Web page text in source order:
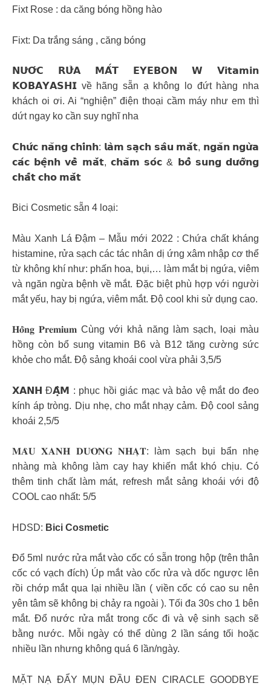
Fixt Rose : da căng bóng hồng hào
Fixt: Da trắng sáng , căng bóng
𝗡𝗨̛𝗢̛́𝗖 𝗥𝗨̛̉𝗔 𝗠𝗔̆́𝗧 𝗘𝗬𝗘𝗕𝗢𝗡 𝗪 𝗩𝗶𝘁𝗮𝗺𝗶𝗻
𝗞𝗢𝗕𝗔𝗬𝗔𝗦𝗛𝗜 về hãng sẵn ạ không lo đứt hàng nha
khách oi ơi. Ai “nghiện” điện thoại cầm máy như em thì
dứt ngay ko cần suy nghĩ nha
𝗖𝗵𝘂̛́𝗰 𝗻𝗮̆𝗻𝗴 𝗰𝗵𝗶́𝗻𝗵: 𝗹𝗮̀𝗺 𝘀𝗮̣𝗰𝗵 𝘀𝗮̂𝘂 𝗺𝗮̆́𝘁, 𝗻𝗴𝗮̆𝗻 𝗻𝗴𝘂̛̀𝗮
𝗰𝗮́𝗰 𝗯𝗲̣̂𝗻𝗵 𝘃𝗲̂̀ 𝗺𝗮̆́𝘁, 𝗰𝗵𝗮̆𝗺 𝘀𝗼́𝗰 & 𝗯𝗼̂̉ 𝘀𝘂𝗻𝗴 𝗱𝘂̛𝗼̛̃𝗻𝗴
𝗰𝗵𝗮̂́𝘁 𝗰𝗵𝗼 𝗺𝗮̆́𝘁
Bici Cosmetic sẵn 4 loại:
Màu Xanh Lá Đậm – Mẫu mới 2022 : Chứa chất kháng
histamine, rửa sạch các tác nhân dị ứng xâm nhập cơ thể
từ không khí như: phấn hoa, bụi,… làm mắt bị ngứa, viêm
và ngăn ngừa bệnh về mắt. Đặc biệt phù hợp với người
mắt yếu, hay bị ngứa, viêm mắt. Độ cool khi sử dụng cao.
𝐇𝐨̂̀𝐧𝐠 𝐏𝐫𝐞𝐦𝐢𝐮𝐦 Cùng với khả năng làm sạch, loại màu
hồng còn bổ sung vitamin B6 và B12 tăng cường sức
khỏe cho mắt. Độ sảng khoái cool vừa phải 3,5/5
𝗫𝗔𝗡𝗛 Đ𝗔̣̂𝗠 : phục hồi giác mạc và bảo vệ mắt do đeo
kính áp tròng. Dịu nhẹ, cho mắt nhạy cảm. Độ cool sảng
khoái 2,5/5
𝐌𝐀̀𝐔 𝐗𝐀𝐍𝐇 𝐃𝐔̛𝐎̛𝐍𝐆 𝐍𝐇𝐀̣𝐓: làm sạch bụi bẩn nhẹ
nhàng mà không làm cay hay khiến mắt khó chịu. Có
thêm tinh chất làm mát, refresh mắt sảng khoái với độ
COOL cao nhất: 5/5
HDSD: Bici Cosmetic
Đổ 5ml nước rửa mắt vào cốc có sẵn trong hộp (trên thân
cốc có vạch đích) Úp mắt vào cốc rửa và dốc ngược lên
rồi chớp mắt qua lại nhiều lần ( viền cốc có cao su nên
yên tâm sẽ không bị chảy ra ngoài ). Tối đa 30s cho 1 bên
mắt. Đổ nước rửa mắt trong cốc đi và vệ sinh sạch sẽ
bằng nước. Mỗi ngày có thể dùng 2 lần sáng tối hoặc
nhiều lần nhưng không quá 6 lần/ngày.
MẶT NẠ ĐẨY MỤN ĐẦU ĐEN CIRACLE GOODBYE